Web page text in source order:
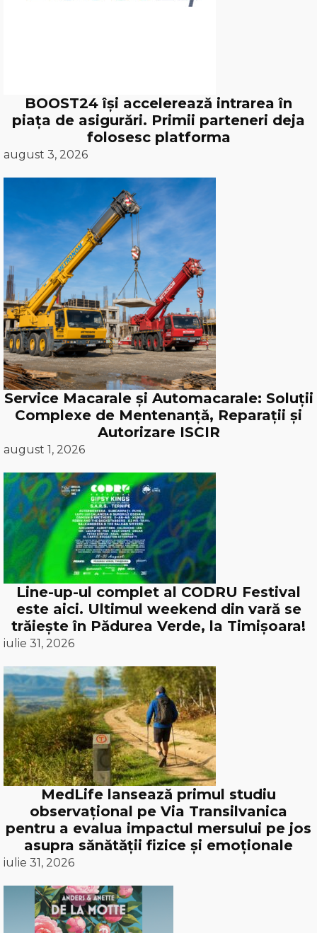
BOOST24 își accelerează intrarea în
piața de asigurări. Primii parteneri deja
folosesc platforma
august 3, 2026
Service Macarale și Automacarale: Soluții
Complexe de Mentenanță, Reparații și
Autorizare ISCIR
august 1, 2026
Line-up-ul complet al CODRU Festival
este aici. Ultimul weekend din vară se
trăiește în Pădurea Verde, la Timișoara!
iulie 31, 2026
MedLife lansează primul studiu
observațional pe Via Transilvanica
pentru a evalua impactul mersului pe jos
asupra sănătății fizice și emoționale
iulie 31, 2026